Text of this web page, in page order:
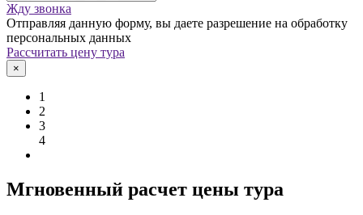
Жду звонка
Отправляя данную форму, вы даете разрешение на обработку
персональных данных
Рассчитать цену тура
×
1
2
3
4
Мгновенный расчет цены тура